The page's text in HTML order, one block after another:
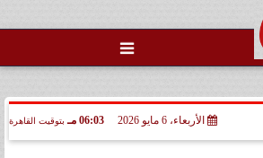

الأربعاء، 6 مايو 2026 06:03 مـ بتوقيت القاهرة